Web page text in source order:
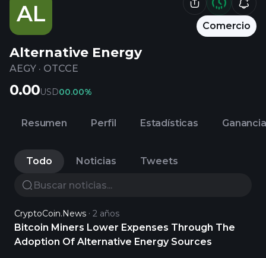
AL Comercio
Alternative Energy
AEGY · OTCCE
0.00USD00.00%
Resumen Perfil Estadísticas
Todo Noticias Tweets
CryptoCoin.News 2 años
Bitcoin Miners Lower Expenses Through The
Adoption Of Alternative Energy Sources